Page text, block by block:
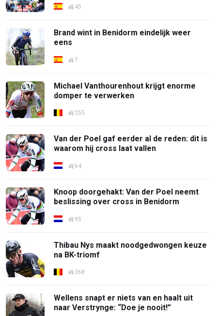
45
Brand wint in Benidorm eindelijk weer
eens
7
Michael Vanthourenhout krijgt enorme
domper te verwerken
255
Van der Poel gaf eerder al de reden: dit is
waarom hij cross laat vallen
64
Knoop doorgehakt: Van der Poel neemt
beslissing over cross in Benidorm
95
Thibau Nys maakt noodgedwongen keuze
na BK-triomf
368
Wellens snapt er niets van en haalt uit
naar Verstrynge: “Doe je nooit!”